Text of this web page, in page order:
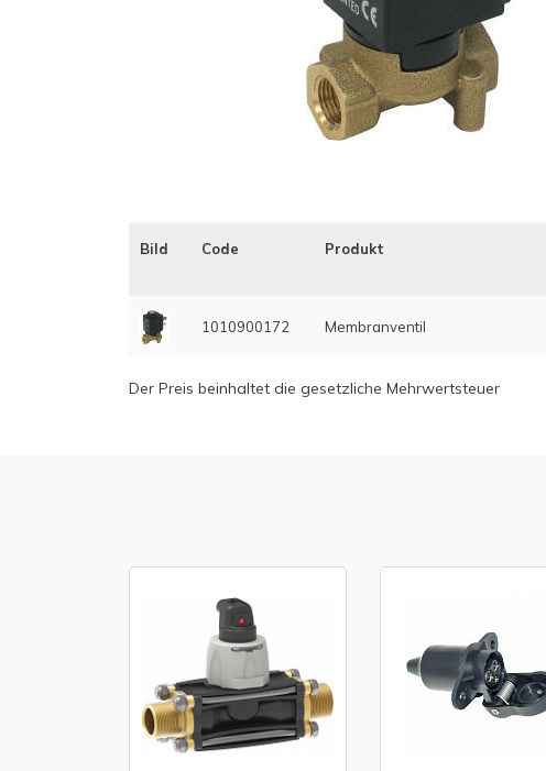
Bild Code Produkt
1010900172 Membranventil
Der Preis beinhaltet die gesetzliche Mehrwertsteuer